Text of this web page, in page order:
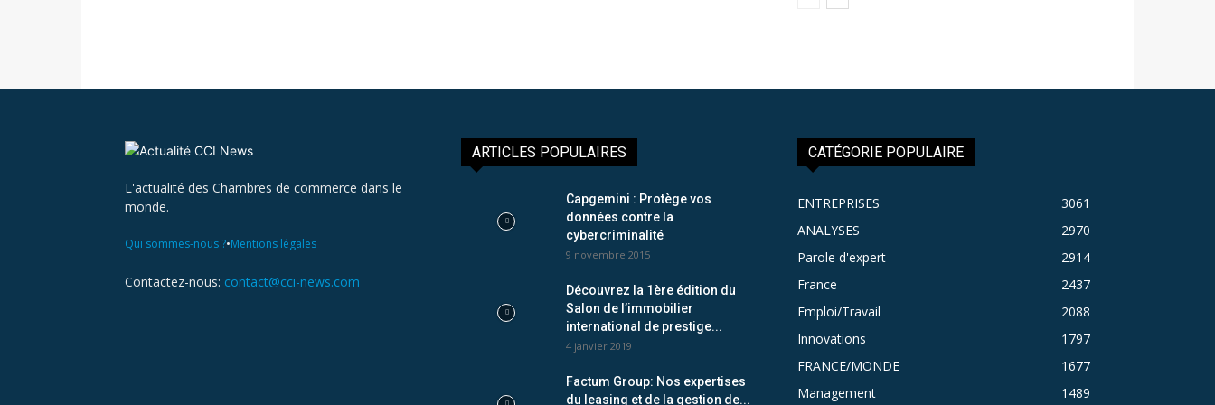
L'actualité des Chambres de commerce dans le
monde.
Qui sommes-nous ?•Mentions légales
Contactez-nous: contact@cci-news.com
ARTICLES POPULAIRES
Capgemini : Protège vos
données contre la
cybercriminalité
9 novembre 2015
Découvrez la 1ère édition du
Salon de l’immobilier
international de prestige...
4 janvier 2019
Factum Group: Nos expertises
du leasing et de la gestion de...
CATÉGORIE POPULAIRE
ENTREPRISES
3061
ANALYSES
2970
Parole d'expert
2914
France
2437
Emploi/Travail
2088
Innovations
1797
FRANCE/MONDE
1677
Management
1489